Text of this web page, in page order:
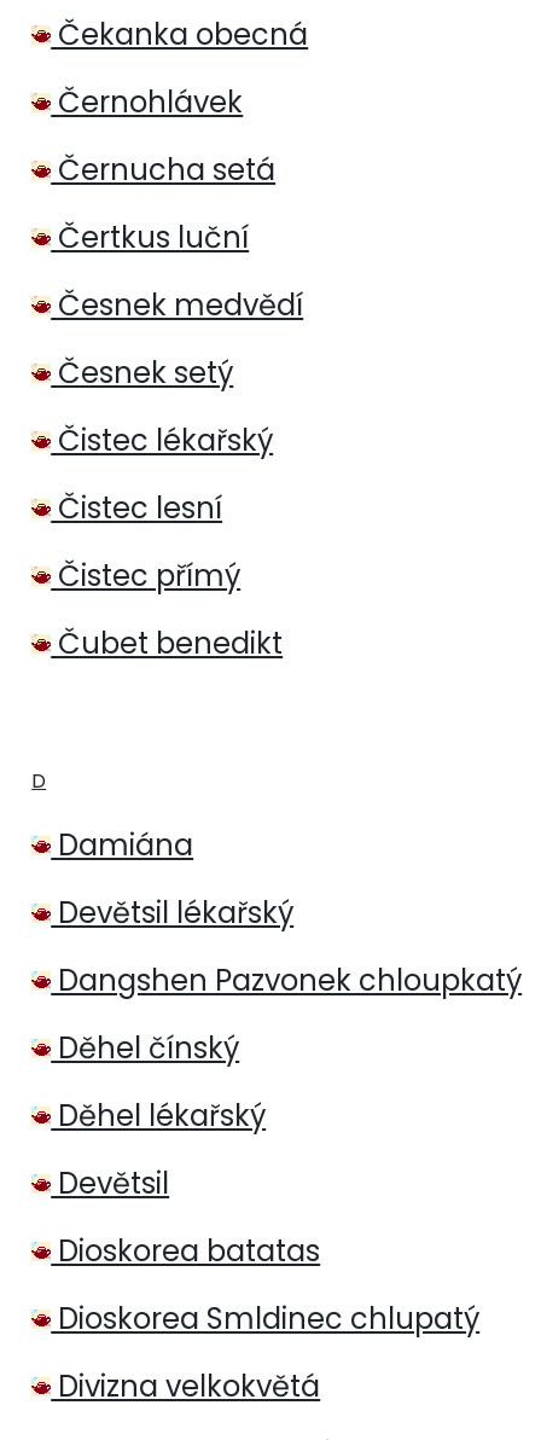
Čekanka obecná
Černohlávek
Černucha setá
Čertkus luční
Česnek medvědí
Česnek setý
Čistec lékařský
Čistec lesní
Čistec přímý
Čubet benedikt
D
Damiána
Devětsil lékařský
Dangshen Pazvonek chloupkatý
Děhel čínský
Děhel lékařský
Devětsil
Dioskorea batatas
Dioskorea Smldinec chlupatý
Divizna velkokvětá